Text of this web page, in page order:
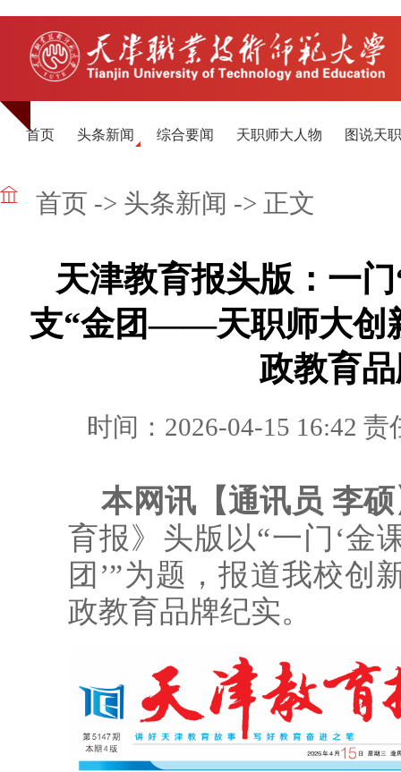
首页 头条新闻 综合要闻 天职师大人物 图说天
首页 -> 头条新闻 -> 正文
天津教育报头版：一
支“金团——天职师大创
政教育
时间：2026-04-15 16:42 责
本网讯【通讯员 李
育报》头版以“一门‘金
团’”为题，报道我校创
政教育品牌纪实。